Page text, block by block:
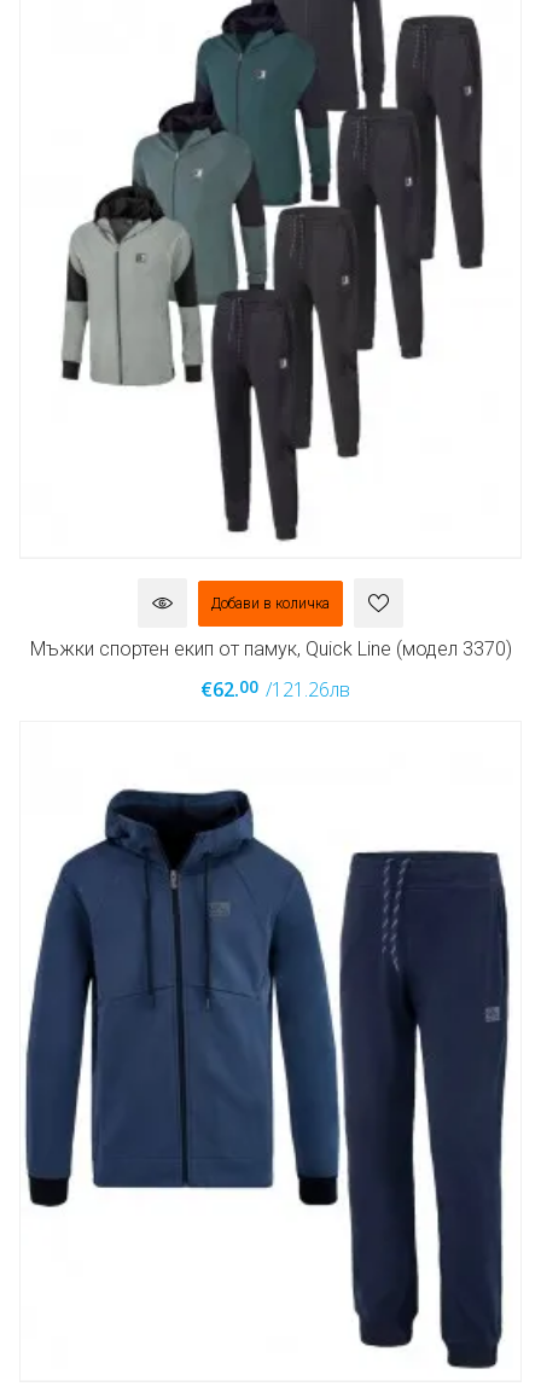
Добави в количка
Мъжки спортен екип от памук, Quick Line (модел 3370)
€62.00 /121.26лв